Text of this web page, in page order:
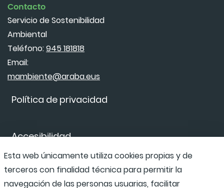
Política de privacidad
Accesibilidad
Canal de denuncias
Contacto
Servicio de Sostenibilidad
Ambiental
Teléfono:945 181818
Email:
mambiente@araba.eus
Esta web únicamente utiliza cookies propias y de
terceros con finalidad técnica para permitir la
navegación de las personas usuarias, facilitar